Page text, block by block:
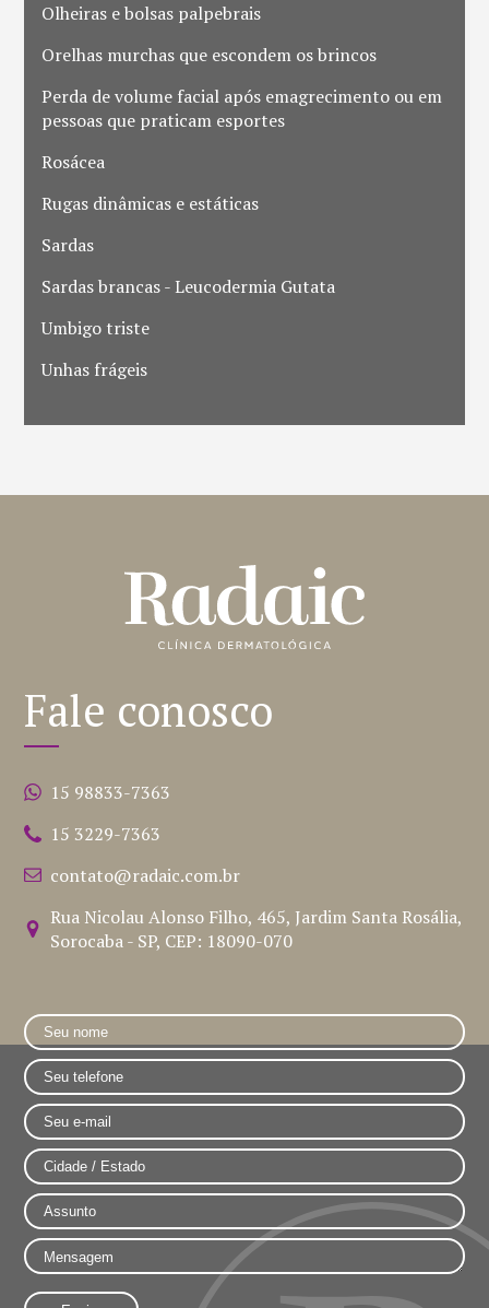
Olheiras e bolsas palpebrais
Orelhas murchas que escondem os brincos
Perda de volume facial após emagrecimento ou em
pessoas que praticam esportes
Rosácea
Rugas dinâmicas e estáticas
Sardas
Sardas brancas - Leucodermia Gutata
Umbigo triste
Unhas frágeis
Fale conosco
15 98833-7363
15 3229-7363
contato@radaic.com.br
Rua Nicolau Alonso Filho, 465, Jardim Santa Rosália,
Sorocaba - SP, CEP: 18090-070